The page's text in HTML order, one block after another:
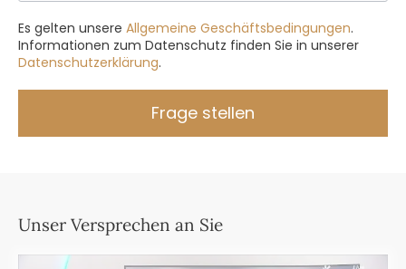
Es gelten unsere Allgemeine Geschäftsbedingungen.
Informationen zum Datenschutz finden Sie in unserer
Datenschutzerklärung.
Frage stellen
Unser Versprechen an Sie